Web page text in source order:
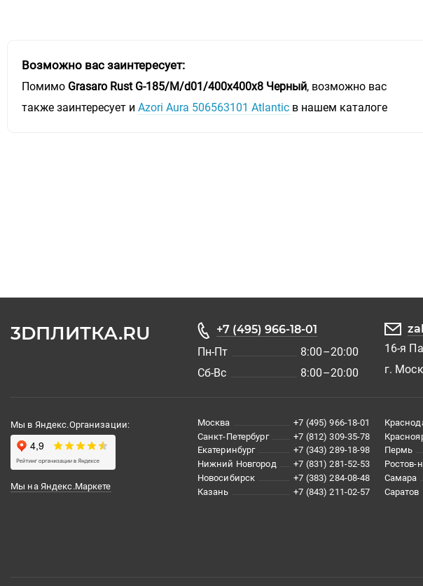
Возможно вас заинтересует:
Помимо Grasaro Rust G-185/M/d01/400x400x8 Черный, возможно вас
также заинтересует и Azori Aura 506563101 Atlantic в нашем каталоге
3DПЛИТКА.RU
+7 (495) 966-18-01
Пн-Пт
8:00–20:00
Сб-Вс
8:00–20:00
16-я
г.
Мы в Яндекс.Организации:
Мы на Яндекс.Маркете
Москва
+7 (495) 966-18-01
Санкт-Петербург
+7 (812) 309-35-78
Екатеринбург
+7 (343) 289-18-98
Нижний Новгород
+7 (831) 281-52-53
Новосибирск
+7 (383) 284-08-48
Казань
+7 (843) 211-02-57
Пермь
Ростов-
Самара
Саратов